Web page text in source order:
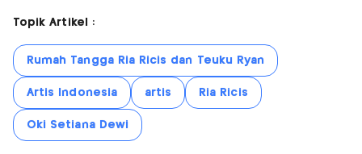
Topik Artikel :
Rumah Tangga Ria Ricis dan Teuku Ryan
Artis Indonesia artis Ria Ricis
Oki Setiana Dewi